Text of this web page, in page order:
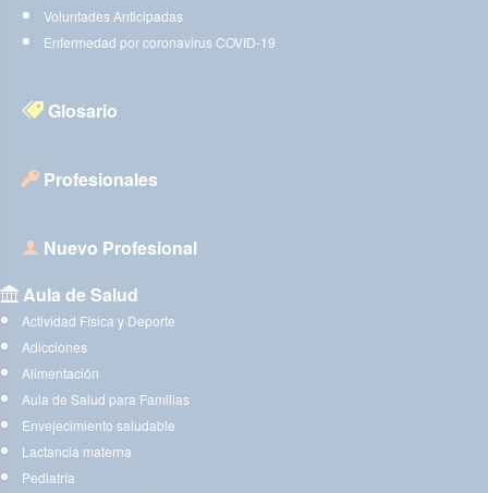
Voluntades Anticipadas
Enfermedad por coronavirus COVID-19
Glosario
Profesionales
Nuevo Profesional
Aula de Salud
Actividad Física y Deporte
Adicciones
Alimentación
Aula de Salud para Familias
Envejecimiento saludable
Lactancia materna
Pediatría